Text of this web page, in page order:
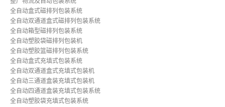
全自动盒式磁排列包装系统
全自动双通道盒式磁排列包装系统
全自动箱型磁排列包装系统
全自动塑胶袋磁排列包装机
全自动塑胶篮磁排列包装系统
全自动盒式充填式包装系统
全自动双通道盒式充填式包装机
全自动三通道盒装充填式包装机
全自动四通道盒装充填式包装系统
全自动塑胶袋充填式包装系统